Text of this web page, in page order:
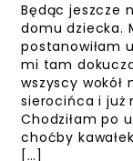
Będąc jeszcze
domu dziecka.
postanowiłam
mi tam
wszyscy wokół
sierocińca i już
Chodziłam po
choćby
[…]